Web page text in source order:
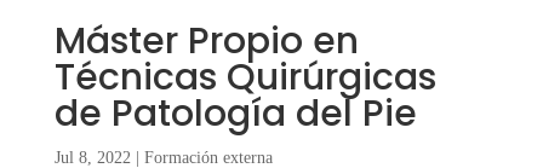
Máster Propio en
Técnicas Quirúrgicas
de Patología del Pie
Jul 8, 2022| Formación externa